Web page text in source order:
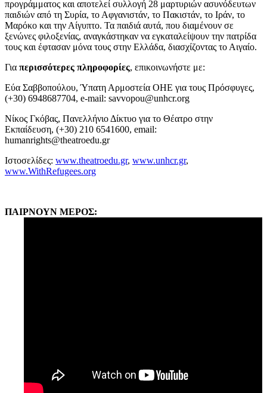
προγράμματος και αποτελεί συλλογή 28 μαρτυριών ασυνόδευτων
παιδιών από τη Συρία, το Αφγανιστάν, το Πακιστάν, το Ιράν, το
Μαρόκο και την Αίγυπτο. Τα παιδιά αυτά, που διαμένουν σε
ξενώνες φιλοξενίας, αναγκάστηκαν να εγκαταλείψουν την πατρίδα
τους και έφτασαν μόνα τους στην Ελλάδα, διασχίζοντας το Αιγαίο.
Για περισσότερες πληροφορίες, επικοινωνήστε με:
Εύα Σαββοπούλου, Ύπατη Αρμοστεία ΟΗΕ για τους Πρόσφυγες,
(+30) 6948687704, e-mail: savvopou@unhcr.org
Νίκος Γκόβας, Πανελλήνιο Δίκτυο για το Θέατρο στην
Εκπαίδευση, (+30) 210 6541600, email:
humanrights@theatroedu.gr
Ιστοσελίδες: www.theatroedu.gr, www.unhcr.gr,
www.WithRefugees.org
ΠΑΙΡΝΟΥΝ ΜΕΡΟΣ: